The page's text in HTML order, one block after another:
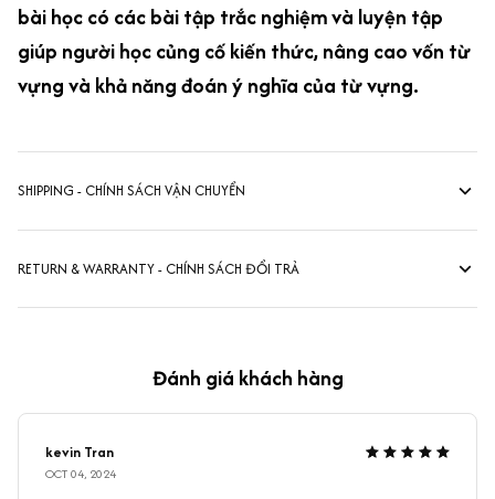
bài học có các bài tập trắc nghiệm và luyện tập
giúp người học củng cố kiến thức, nâng cao vốn từ
vựng và khả năng đoán ý nghĩa của từ vựng.
SHIPPING - CHÍNH SÁCH VẬN CHUYỂN
RETURN & WARRANTY - CHÍNH SÁCH ĐỔI TRẢ
Đánh giá khách hàng
kevin Tran
OCT 04, 2024